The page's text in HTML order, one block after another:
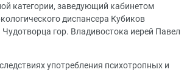
категории, заведующий кабинетом
диспансера Кубиков
гор. Владивостока иерей Павел
употребления психотропных и